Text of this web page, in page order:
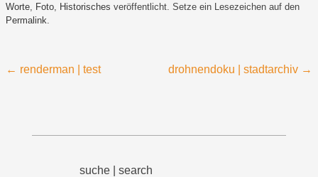
Worte, Foto, Historisches veröffentlicht. Setze ein Lesezeichen auf den
Permalink.
Beitragsnavigation
← renderman | test drohnendoku | stadtarchiv →
suche | search